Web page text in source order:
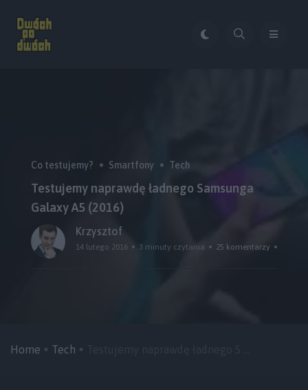
Co testujemy? Smartfony Tech
Testujemy naprawdę ładnego Samsunga
Galaxy A5 (2016)
Krzysztof
14 lutego 2016 3 minuty czytania 25 komentarzy
Home Tech